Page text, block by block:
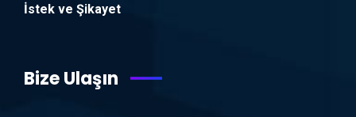
İstek ve Şikayet
Bize Ulaşın